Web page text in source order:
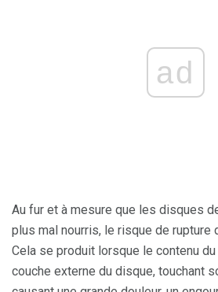
ad
Au fur et à mesure que les disques
plus mal nourris, le risque de rupture
Cela se produit lorsque le contenu
couche externe du disque, touchant